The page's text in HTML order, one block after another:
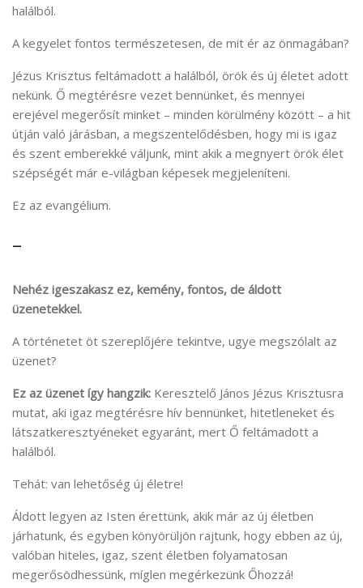
halálból.
A kegyelet fontos természetesen, de mit ér az önmagában?
Jézus Krisztus feltámadott a halálból, örök és új életet adott
nekünk. Ő megtérésre vezet bennünket, és mennyei
erejével megerősít minket – minden körülmény között – a hit
útján való járásban, a megszentelődésben, hogy mi is igaz
és szent emberekké váljunk, mint akik a megnyert örök élet
szépségét már e-világban képesek megjeleníteni.
Ez az evangélium.
–
Nehéz igeszakasz ez, kemény, fontos, de áldott
üzenetekkel.
A történetet öt szereplőjére tekintve, ugye megszólalt az
üzenet?
Ez az üzenet így hangzik: Keresztelő János Jézus Krisztusra
mutat, aki igaz megtérésre hív bennünket, hitetleneket és
látszatkeresztyéneket egyaránt, mert Ő feltámadott a
halálból.
Tehát: van lehetőség új életre!
Áldott legyen az Isten érettünk, akik már az új életben
járhatunk, és egyben könyörüljön rajtunk, hogy ebben az új,
valóban hiteles, igaz, szent életben folyamatosan
megerősödhessünk, míglen megérkezünk Őhozzá!